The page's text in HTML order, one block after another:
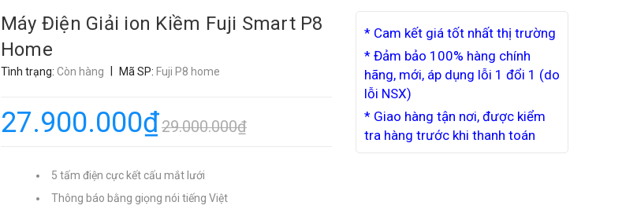
Máy Điện Giải ion Kiềm Fuji Smart P8
Home
Tình trạng: Còn hàng Mã SP: Fuji P8 home
27.900.000₫29.000.000₫
5 tấm điện cực kết cấu mắt lưới
Thông báo bằng giọng nói tiếng Việt
* Cam kết giá tốt nhất thị trường
* Đảm bảo 100% hàng chính
hãng, mới, áp dụng lỗi 1 đổi 1 (do
lỗi NSX)
* Giao hàng tận nơi, được kiểm
tra hàng trước khi thanh toán